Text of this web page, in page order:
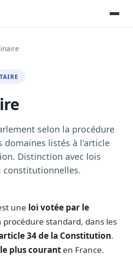
sourcées
Sénat transcrites
des dossiers longs
radio
analysées avant 10 h
de bord
de position
selon la procédure
domaines listés à l'article
Distinction avec lois
constitutionnelles.
une loi votée par le
procédure standard, dans les
34 de la Constitution.
plus courant en France.